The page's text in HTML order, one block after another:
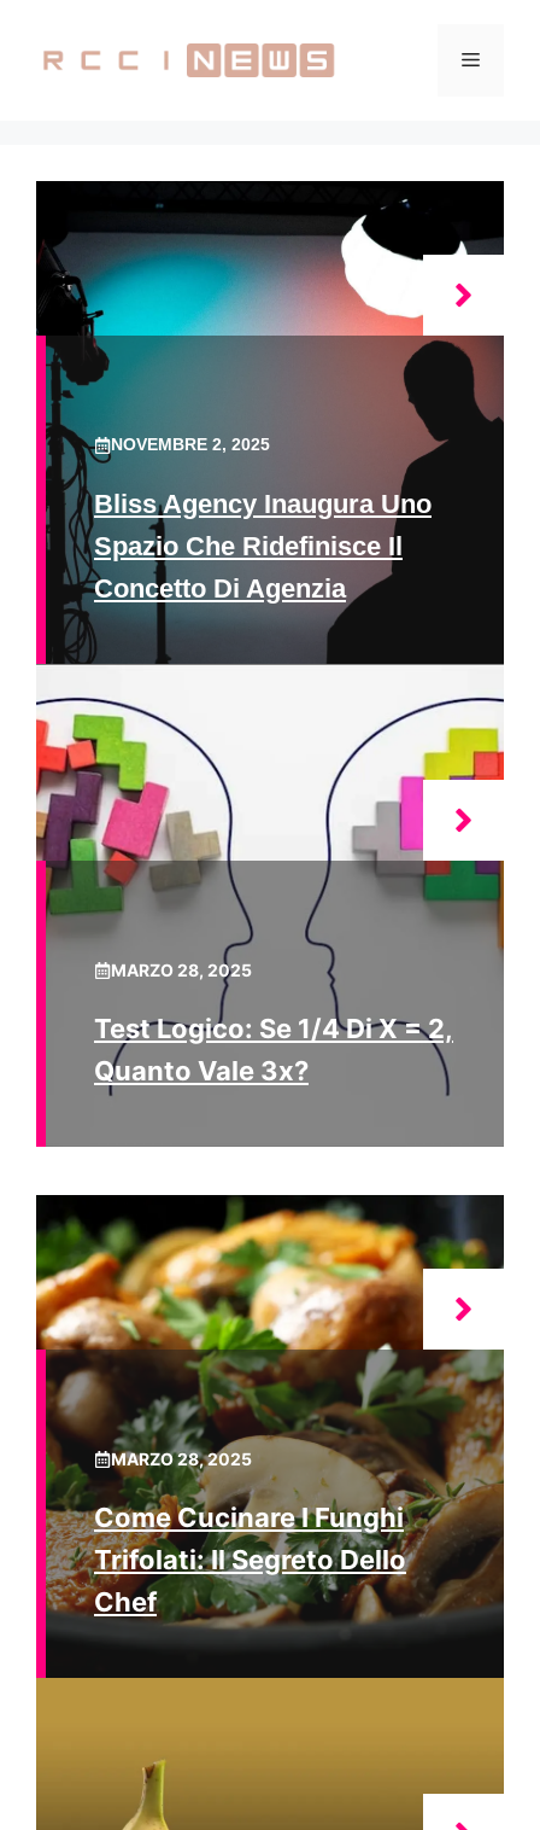
contenuto
Menu
NOVEMBRE 2, 2025
Bliss Agency Inaugura Uno
Spazio Che Ridefinisce Il
Concetto Di Agenzia
MARZO 28, 2025
Test Logico: Se 1/4 Di X = 2,
Quanto Vale 3x?
MARZO 28, 2025
Come Cucinare I Funghi
Trifolati: Il Segreto Dello
Chef